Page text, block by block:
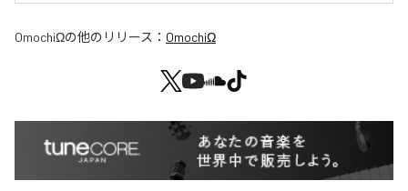
OmochiΩの他のリリース： OmochiΩ